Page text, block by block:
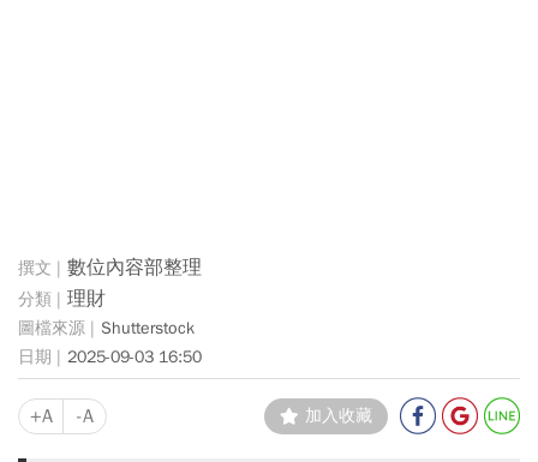
數位內容部整理
理財
Shutterstock
2025-09-03 16:50
+A -A 加入收藏